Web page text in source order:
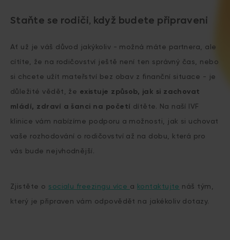
Staňte se rodiči, když budete připraveni
Ať už je váš důvod jakýkoliv - možná máte partnera, ale
cítíte, že na rodičovství ještě není ten správný čas, nebo
si chcete užít mateřství bez obav z finanční situace - je
důležité vědět, že existuje způsob, jak si zachovat
mládí, zdraví a šanci na početí dítěte. Na naší IVF
klinice vám nabízíme podporu a možnosti, jak si uchovat
vaše rozhodování o rodičovství až na dobu, která pro
vás bude nejvhodnější.
Zjistěte o socialu freezingu více a kontaktujte náš tým,
který je připraven vám odpovědět na jakékoliv dotazy.